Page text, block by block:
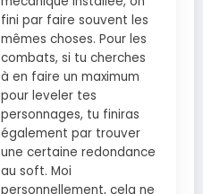
fini par faire souvent les
mêmes choses. Pour les
combats, si tu cherches
à en faire un maximum
pour leveler tes
personnages, tu finiras
également par trouver
une certaine redondance
au soft. Moi
personnellement, cela ne